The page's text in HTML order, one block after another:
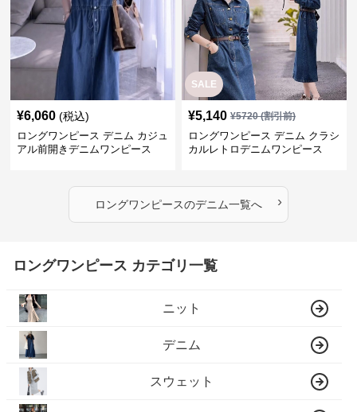
¥6,060 (税込)
ロングワンピース デニム カジュ
アル前開きデニムワンピース
SALE
¥5,140 ¥5720(割引前)
ロングワンピース デニム クラシ
カルレトロデニムワンピース
ロングワンピースのデニム一覧へ ›
ロングワンピース カテゴリ一覧
ニット
デニム
スウェット